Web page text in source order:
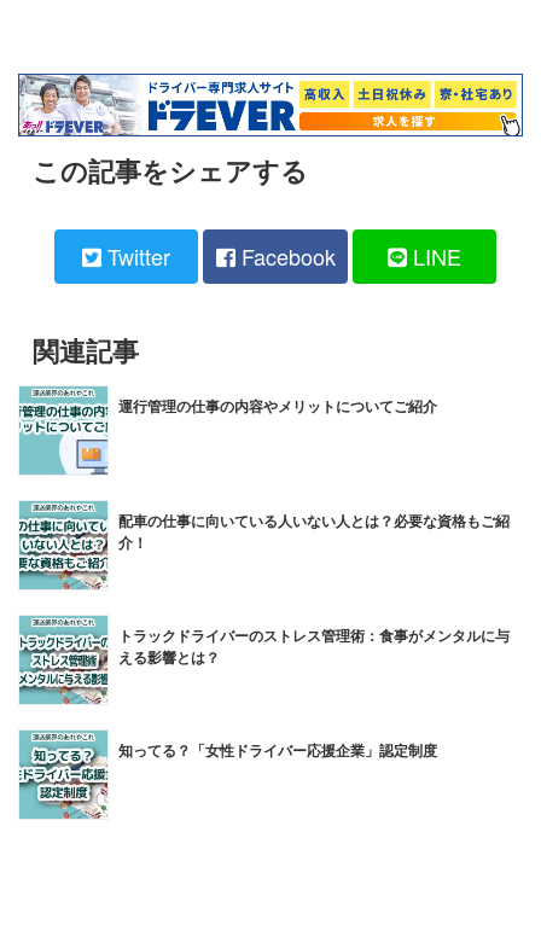
この記事をシェアする
Twitter Facebook LINE
関連記事
運行管理の仕事の内容やメリットについてご紹介
配車の仕事に向いている人いない人とは？必要な資格もご紹
介！
トラックドライバーのストレス管理術：食事がメンタルに与
える影響とは？
知ってる？「女性ドライバー応援企業」認定制度